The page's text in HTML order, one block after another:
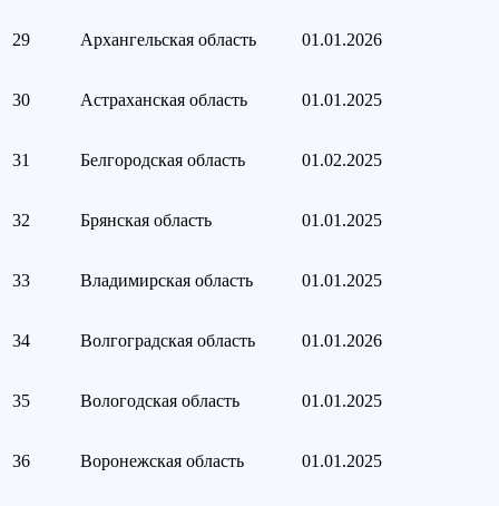
29 Архангельская область 01.01.2026
30 Астраханская область 01.01.2025
31 Белгородская область 01.02.2025
32 Брянская область 01.01.2025
33 Владимирская область 01.01.2025
34 Волгоградская область 01.01.2026
35 Вологодская область 01.01.2025
36 Воронежская область 01.01.2025